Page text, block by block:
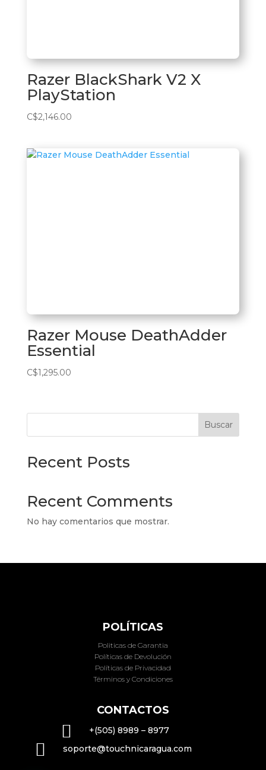
Razer BlackShark V2 X
PlayStation
C$2,146.00
Razer Mouse DeathAdder
Essential
C$1,295.00
Buscar
Recent Posts
Recent Comments
No hay comentarios que mostrar.
POLÍTICAS
Politicas de Garantia
Políticas de Devolución
Políticas de Privacidad
Términos y Condiciones
CONTACTOS
 +(505) 8989 – 8977
 soporte@touchnicaragua.com